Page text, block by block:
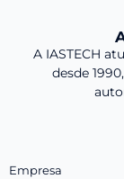
A IASTECH
desde
Empresa